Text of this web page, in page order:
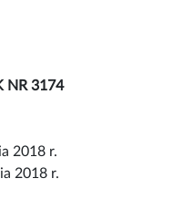
NR 3174
2018 r.
2018 r.